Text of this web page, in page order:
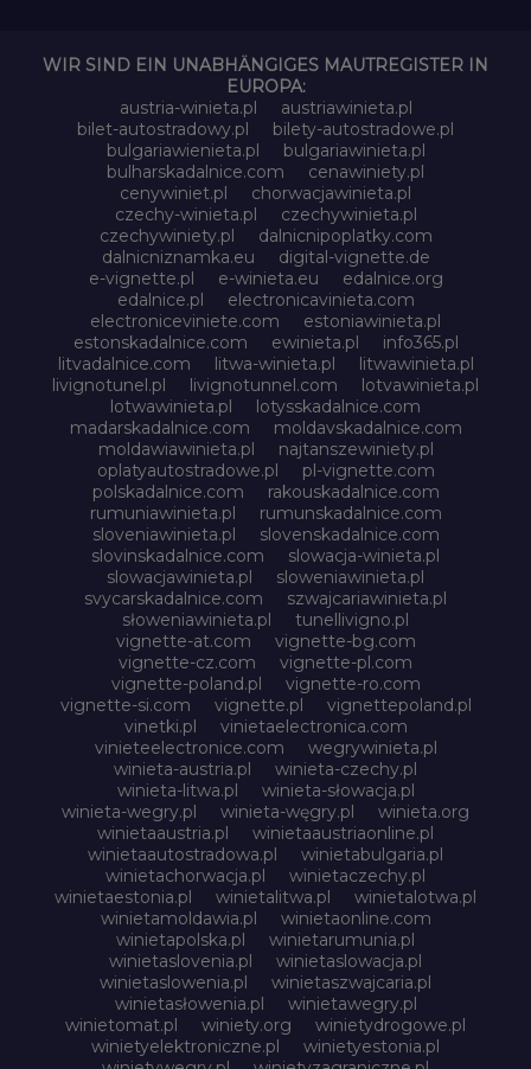
WIR SIND EIN UNABHÄNGIGES MAUTREGISTER IN
EUROPA:
austria-winieta.pl
austriawinieta.pl
bilet-autostradowy.pl
bilety-autostradowe.pl
bulgariawienieta.pl
bulgariawinieta.pl
bulharskadalnice.com
cenawiniety.pl
cenywiniet.pl
chorwacjawinieta.pl
czechy-winieta.pl
czechywinieta.pl
czechywiniety.pl
dalnicnipoplatky.com
dalnicniznamka.eu
digital-vignette.de
e-vignette.pl
e-winieta.eu
edalnice.org
edalnice.pl
electronicavinieta.com
electroniceviniete.com
estoniawinieta.pl
estonskadalnice.com
ewinieta.pl
info365.pl
litvadalnice.com
litwa-winieta.pl
litwawinieta.pl
livignotunel.pl
livignotunnel.com
lotvawinieta.pl
lotwawinieta.pl
lotysskadalnice.com
madarskadalnice.com
moldavskadalnice.com
moldawiawinieta.pl
najtanszewiniety.pl
oplatyautostradowe.pl
pl-vignette.com
polskadalnice.com
rakouskadalnice.com
rumuniawinieta.pl
rumunskadalnice.com
sloveniawinieta.pl
slovenskadalnice.com
slovinskadalnice.com
slowacja-winieta.pl
slowacjawinieta.pl
sloweniawinieta.pl
svycarskadalnice.com
szwajcariawinieta.pl
słoweniawinieta.pl
tunellivigno.pl
vignette-at.com
vignette-bg.com
vignette-cz.com
vignette-pl.com
vignette-poland.pl
vignette-ro.com
vignette-si.com
vignette.pl
vignettepoland.pl
vinetki.pl
vinietaelectronica.com
vinieteelectronice.com
wegrywinieta.pl
winieta-austria.pl
winieta-czechy.pl
winieta-litwa.pl
winieta-słowacja.pl
winieta-wegry.pl
winieta-węgry.pl
winieta.org
winietaaustria.pl
winietaaustriaonline.pl
winietaautostradowa.pl
winietabulgaria.pl
winietachorwacja.pl
winietaczechy.pl
winietaestonia.pl
winietalitwa.pl
winietalotwa.pl
winietamoldawia.pl
winietaonline.com
winietapolska.pl
winietarumunia.pl
winietaslovenia.pl
winietaslowacja.pl
winietaslowenia.pl
winietaszwajcaria.pl
winietasłowenia.pl
winietawegry.pl
winietomat.pl
winiety.org
winietydrogowe.pl
winietyelektroniczne.pl
winietyestonia.pl